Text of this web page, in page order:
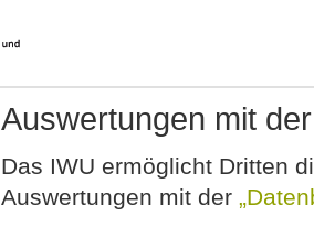
Auswertungen mit
Das IWU ermöglicht Dritten
Auswertungen mit der